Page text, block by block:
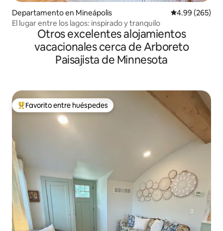
Departamento en Mineápolis Calificación
4.99 (265)
El lugar entre los lagos: inspirado y tranquilo
Otros excelentes alojamientos
vacacionales cerca de Arboreto
Paisajista de Minnesota
De los mejores en Favorito entre huéspedes
Favorito entre huéspedes